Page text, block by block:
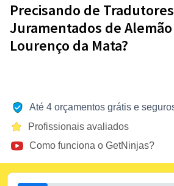
Precisando de Tradutores
Juramentados de Alemão
Lourenço da Mata?
Até 4 orçamentos grátis e
Profissionais avaliados
Como funciona o GetNinjas?